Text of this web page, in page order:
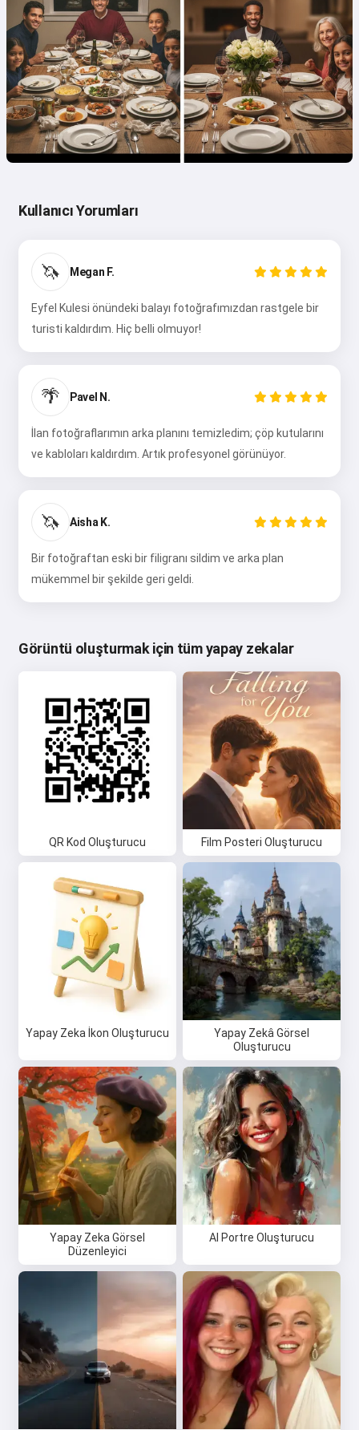
Kullanıcı Yorumları
🦄 Megan F.
Eyfel Kulesi önündeki balayı fotoğrafımızdan rastgele bir
turisti kaldırdım. Hiç belli olmuyor!
🌴 Pavel N.
İlan fotoğraflarımın arka planını temizledim; çöp kutularını
ve kabloları kaldırdım. Artık profesyonel görünüyor.
🦄 Aisha K.
Bir fotoğraftan eski bir filigranı sildim ve arka plan
mükemmel bir şekilde geri geldi.
Görüntü oluşturmak için tüm yapay zekalar
QR Kod Oluşturucu Film Posteri Oluşturucu
Yapay Zeka İkon Oluşturucu
Yapay Zekâ Görsel
Oluşturucu
Yapay Zeka Görsel
Düzenleyici
AI Portre Oluşturucu